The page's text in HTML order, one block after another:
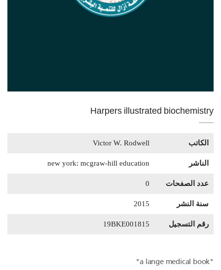
Harpers illustrated biochemistry
الكاتب Victor W. Rodwell
الناشر new york: mcgraw-hill education
عدد الصفحات 0
سنة النشر 2015
رقم التسجيل 19BKE001815
"a lange medical book"